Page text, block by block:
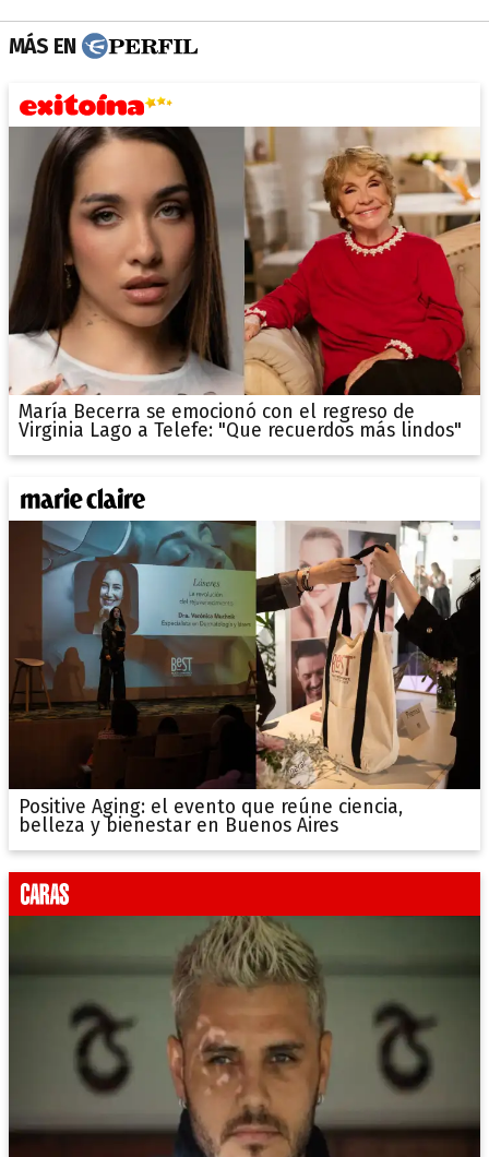
MÁS EN
María Becerra se emocionó con el regreso de
Virginia Lago a Telefe: "Que recuerdos más lindos"
Positive Aging: el evento que reúne ciencia,
belleza y bienestar en Buenos Aires